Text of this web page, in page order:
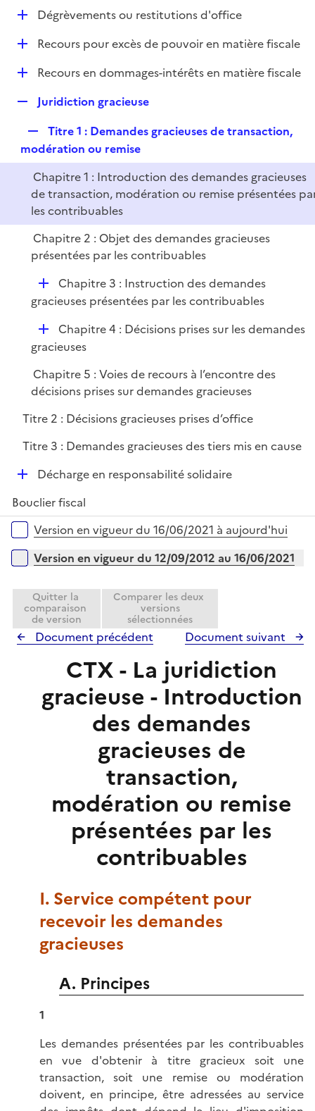
DDégrèvements ou restitutions d'office
D
e
r
Recours pour excès de pouvoir en matière fiscale
D
p
e
r
Recours en dommages-intérêts en matière fiscale
p
l
i
e
r
Juridiction gracieuse
e
p
l
i
e
r
Titre 1 : Demandes gracieuses de transaction,
modération ou remise
Chapitre 1 : Introduction des demandes gracieuses
de transaction, modération ou remise présentées
les contribuables
Chapitre 2 : Objet des demandes gracieuses
présentées par les contribuables
D
é
i
r
Chapitre 3 : Instruction des demandes
gracieuses présentées par les contribuables
D
é
l
i
e
Chapitre 4 : Décisions prises sur les demandes
gracieuses
Chapitre 5 : Voies de recours à l’encontre des
décisions prises sur demandes gracieuses
Titre 2 : Décisions gracieuses prises d’office
Titre 3 : Demandes gracieuses des tiers mis en cause
D
p
e
Décharge en responsabilité solidaire
Bouclier fiscal
Versions sur la période
Version en vigueur du 16/06/2021 à aujourd'hui
Version en vigueur du 12/09/2012 au 16/06/2021
Quitter la
comparaison
de version
Comparer les deux
versions
sélectionnées
Document précédent Document suivant
CTX - La juridiction
gracieuse - Introduction
des demandes
gracieuses de
transaction,
modération ou remise
présentées par les
contribuables
I. Service compétent pour
recevoir les demandes
gracieuses
A. Principes
1
Les demandes présentées par les contribuables
en vue d'obtenir à titre gracieux soit une
transaction, soit une remise ou modération
doivent, en principe, être adressées au service